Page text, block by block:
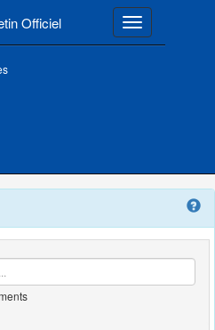
Officiel Toggle